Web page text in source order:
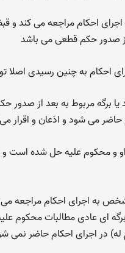
احکام مراجعه می کند و
صدور حکم قطعی می باشد
احکام به چنین رسیدی اصلا
یا برگه مربوط به بعد از
حاضر می شود و اذعان و اقرار
و محکوم علیه حل شده است و
به اجرای احکام مراجعه
ای عادی مطالبات محکوم
در اجرای احکام حاضر نمی